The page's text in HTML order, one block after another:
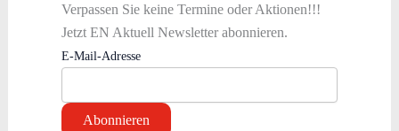
Verpassen Sie keine Termine oder Aktionen!!!
Jetzt EN Aktuell Newsletter abonnieren.
E-Mail-Adresse